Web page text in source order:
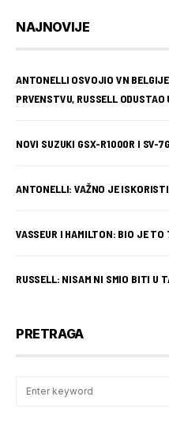
NAJNOVIJE
ANTONELLI OSVOJIO VN
PRVENSTVU, RUSSELL ODUSTAO
NOVI SUZUKI GSX-R1000R I SV-
ANTONELLI: VAŽNO JE
VASSEUR I HAMILTON: BIO JE TO
RUSSELL: NISAM NI SMIO BITI U
PRETRAGA